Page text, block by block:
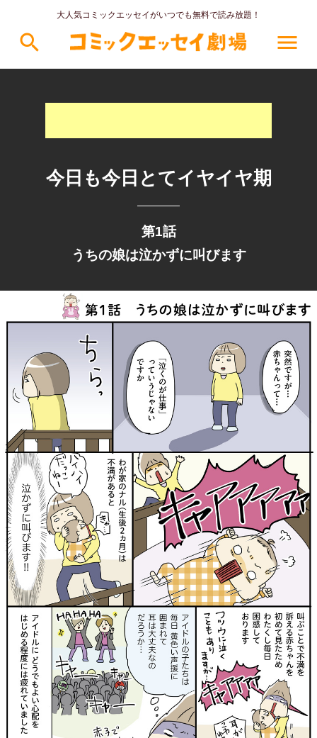
大人気コミックエッセイがいつでも無料で読み放題！
search menu
今日も今日とてイヤイヤ期
第1話
うちの娘は泣かずに叫びます